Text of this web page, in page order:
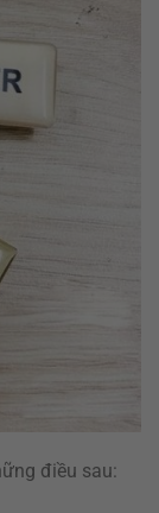
điều sau: